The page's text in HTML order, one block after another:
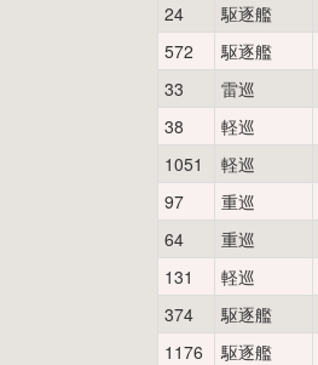
24
駆逐艦
572
駆逐艦
33
雷巡
38
軽巡
1051
軽巡
97
重巡
64
重巡
131
軽巡
374
駆逐艦
1176
駆逐艦